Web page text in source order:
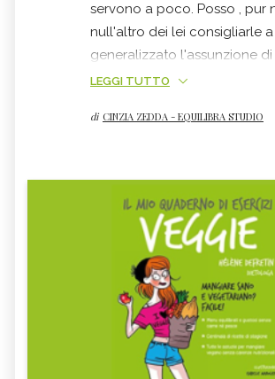
servono a poco. Posso , pur
null'altro dei lei consigliarle
generalizzato l'assunzione di
base di soia ma facendone
(legumi, crucifere...)
buon equilibrio ormonale.
fisica costante ma moderata,
lo stress. Come integratore è
l'agnocasto e la salvia in O.E
la compatibilità è sono da
suo caso personale. Cordiali
Zedda naturopata -
mindfulness
LEGGI TUTTO
di CINZIA ZEDDA - EQUILIBRA STUDIO